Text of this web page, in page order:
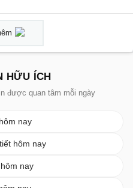
HỮU ÍCH
được quan tâm mỗi ngày
nay
hôm nay
nay